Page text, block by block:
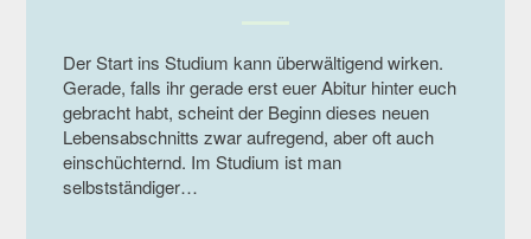
Der Start ins Studium kann überwältigend wirken.
Gerade, falls ihr gerade erst euer Abitur hinter euch
gebracht habt, scheint der Beginn dieses neuen
Lebensabschnitts zwar aufregend, aber oft auch
einschüchternd. Im Studium ist man
selbstständiger…